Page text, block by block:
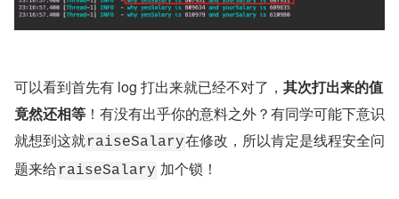
可以看到首先有 log 打出来就已经不对了， 其次打出来的值
竟然还相等 ！有没有出乎你的意料之外？有同学可能下意识
就想到这就raiseSalary在修改，所以肯定是线程安全问
题来给raiseSalary 加个锁！